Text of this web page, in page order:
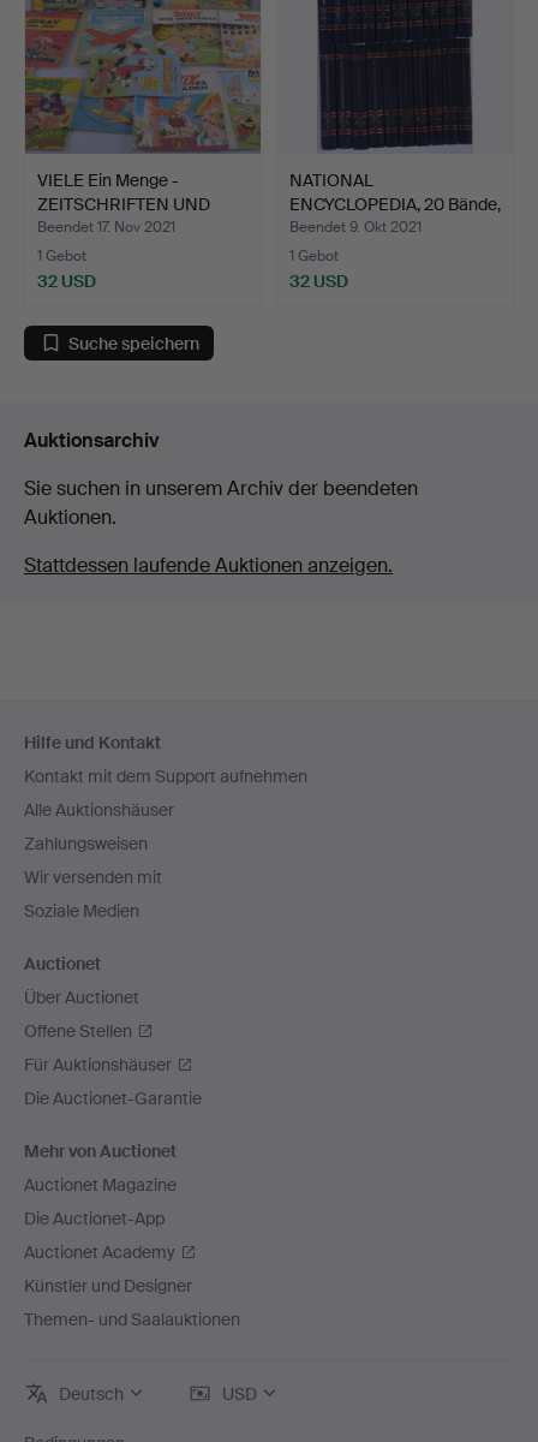
VIELE Ein Menge -
ZEITSCHRIFTEN UND
SERIE-A…
Beendet 17. Nov 2021
1 Gebot
32 USD
NATIONAL
ENCYCLOPEDIA, 20 Bände,
Bokförlag…
Beendet 9. Okt 2021
1 Gebot
32 USD
Suche speichern
Auktionsarchiv
Sie suchen in unserem Archiv der beendeten
Auktionen.
Stattdessen laufende Auktionen anzeigen.
Navigation
Hilfe und Kontakt
Kontakt mit dem Support aufnehmen
Alle Auktionshäuser
Zahlungsweisen
Wir versenden mit
Soziale Medien
Auctionet
Über Auctionet
Offene Stellen
Für Auktionshäuser
Die Auctionet-Garantie
Mehr von Auctionet
Auctionet Magazine
Die Auctionet-App
Auctionet Academy
Künstler und Designer
Themen- und Saalauktionen
Deutsch USD